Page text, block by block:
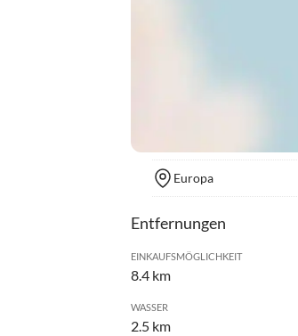
Europa
Entfernungen
EINKAUFSMÖGLICHKEIT
8.4 km
WASSER
2.5 km